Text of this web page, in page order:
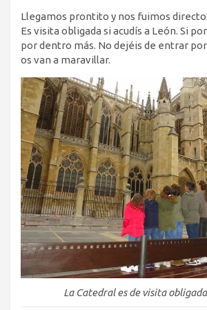
Llegamos prontito y nos fuimos
Es visita obligada si acudís a León. Si
por dentro más. No dejéis de entrar
os van a maravillar.
La Catedral es de visita